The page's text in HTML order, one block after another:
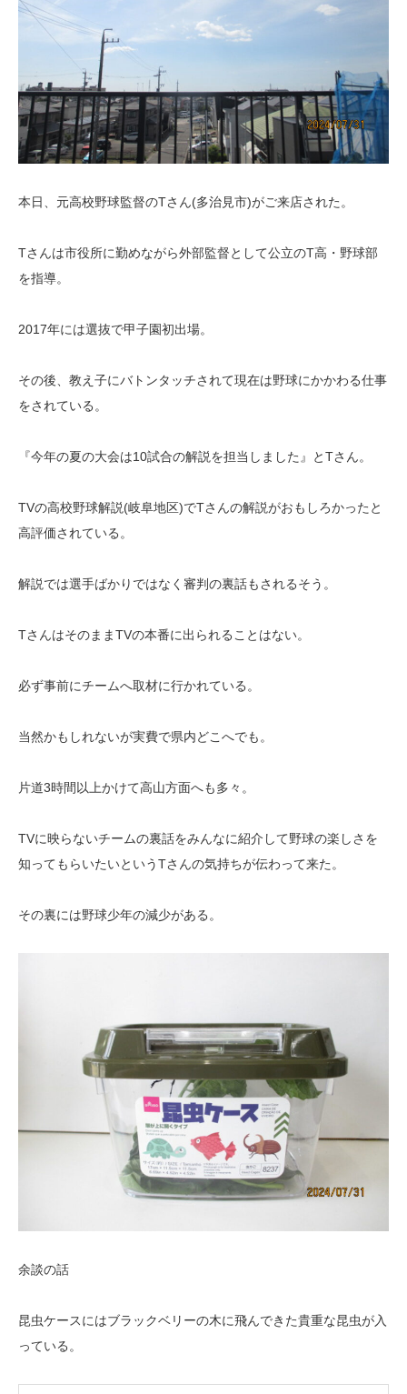
本日、元高校野球監督のTさん(多治見市)がご来店された。
Tさんは市役所に勤めながら外部監督として公立のT高・野球部
を指導。
2017年には選抜で甲子園初出場。
その後、教え子にバトンタッチされて現在は野球にかかわる仕事
をされている。
『今年の夏の大会は10試合の解説を担当しました』とTさん。
TVの高校野球解説(岐阜地区)でTさんの解説がおもしろかったと
高評価されている。
解説では選手ばかりではなく審判の裏話もされるそう。
TさんはそのままTVの本番に出られることはない。
必ず事前にチームへ取材に行かれている。
当然かもしれないが実費で県内どこへでも。
片道3時間以上かけて高山方面へも多々。
TVに映らないチームの裏話をみんなに紹介して野球の楽しさを
知ってもらいたいというTさんの気持ちが伝わって来た。
その裏には野球少年の減少がある。
余談の話
昆虫ケースにはブラックベリーの木に飛んできた貴重な昆虫が入
っている。